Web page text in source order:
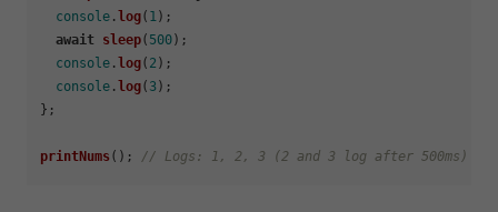
console .log( 1 );
await
sleep( 500);
console .log( 2 );
console .log( 3);
};
printNums (); // Logs: 1, 2, 3 (2 and 3 log after 500ms)